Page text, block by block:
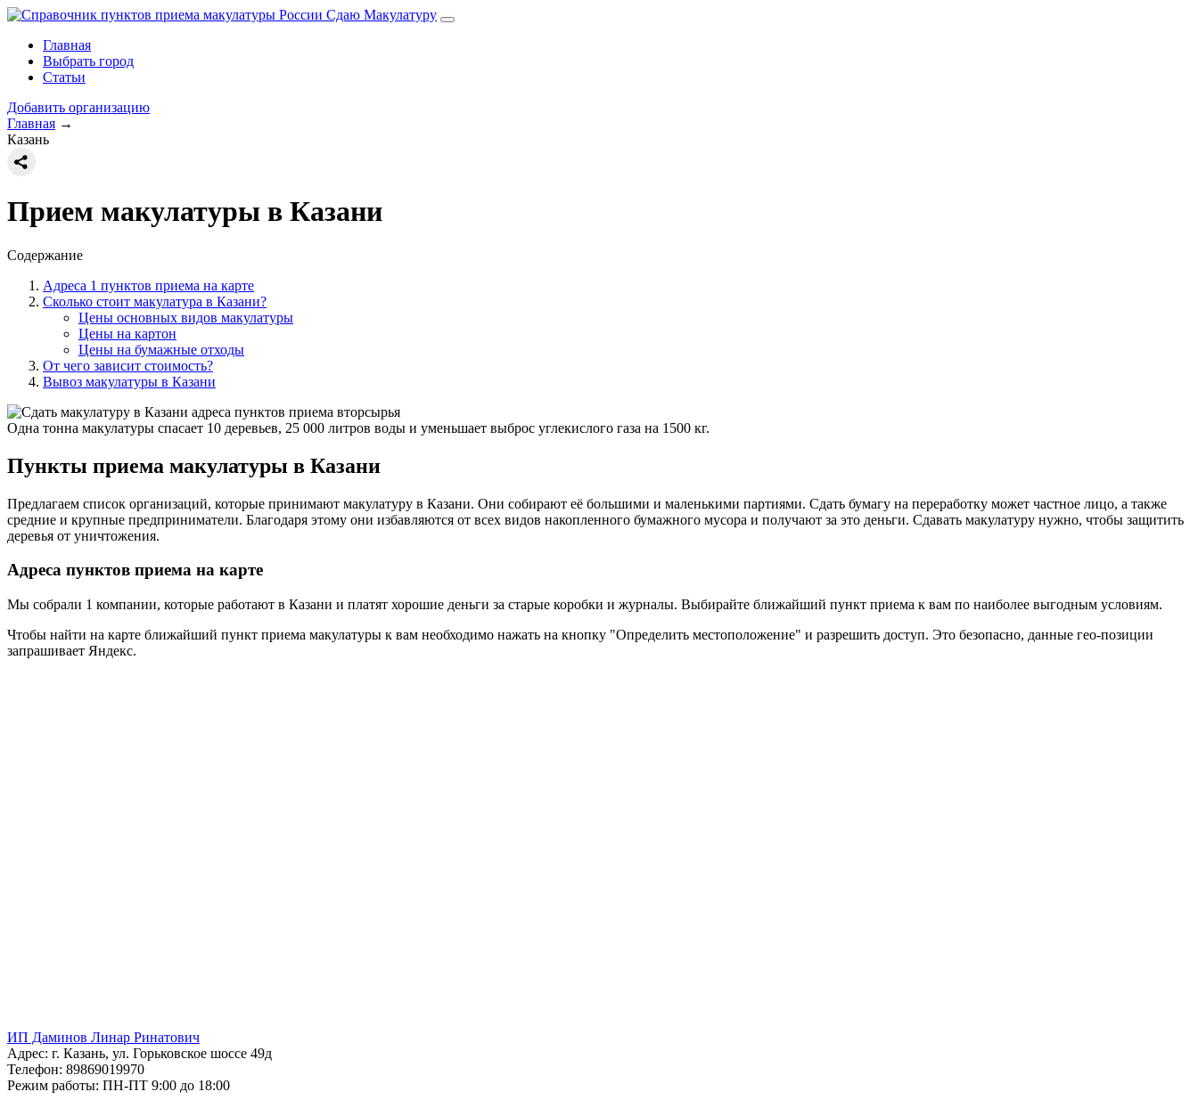
Сдаю Макулатуру
Главная
Выбрать город
Статьи
Добавить организацию
Главная →
Казань
Прием макулатуры в Казани
Содержание
Адреса 1 пунктов приема на карте
Сколько стоит макулатура в Казани?
Цены основных видов макулатуры
Цены на картон
Цены на бумажные отходы
От чего зависит стоимость?
Вывоз макулатуры в Казани
Одна тонна макулатуры спасает 10 деревьев, 25 000 литров воды и уменьшает выброс углекислого газа на 1500 кг.
Пункты приема макулатуры в Казани
Предлагаем список организаций, которые принимают макулатуру в Казани. Они собирают её большими и маленькими партиями. Сдать бумагу на переработку может частное лицо, а также
средние и крупные предприниматели. Благодаря этому они избавляются от всех видов накопленного бумажного мусора и получают за это деньги. Сдавать макулатуру нужно, чтобы защитить
деревья от уничтожения.
Адреса пунктов приема на карте
Мы собрали 1 компании, которые работают в Казани и платят хорошие деньги за старые коробки и журналы. Выбирайте ближайший пункт приема к вам по наиболее выгодным условиям.
Чтобы найти на карте ближайший пункт приема макулатуры к вам необходимо нажать на кнопку "Определить местоположение" и разрешить доступ. Это безопасно, данные гео-позиции
запрашивает Яндекс.
ИП Даминов Линар Ринатович
Адрес: г. Казань, ул. Горьковское шоссе 49д
Телефон: 89869019970
Режим работы: ПН-ПТ 9:00 до 18:00